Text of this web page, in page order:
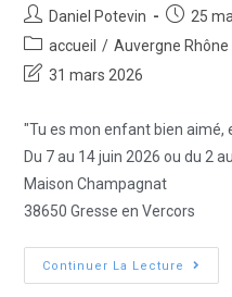
Daniel Potevin
25
accueil / Auvergne Rhône
31 mars 2026
"Tu es mon enfant bien aimé,
Du 7 au 14 juin 2026 ou du 2
Maison Champagnat
38650 Gresse en Vercors
Continuer La Lecture